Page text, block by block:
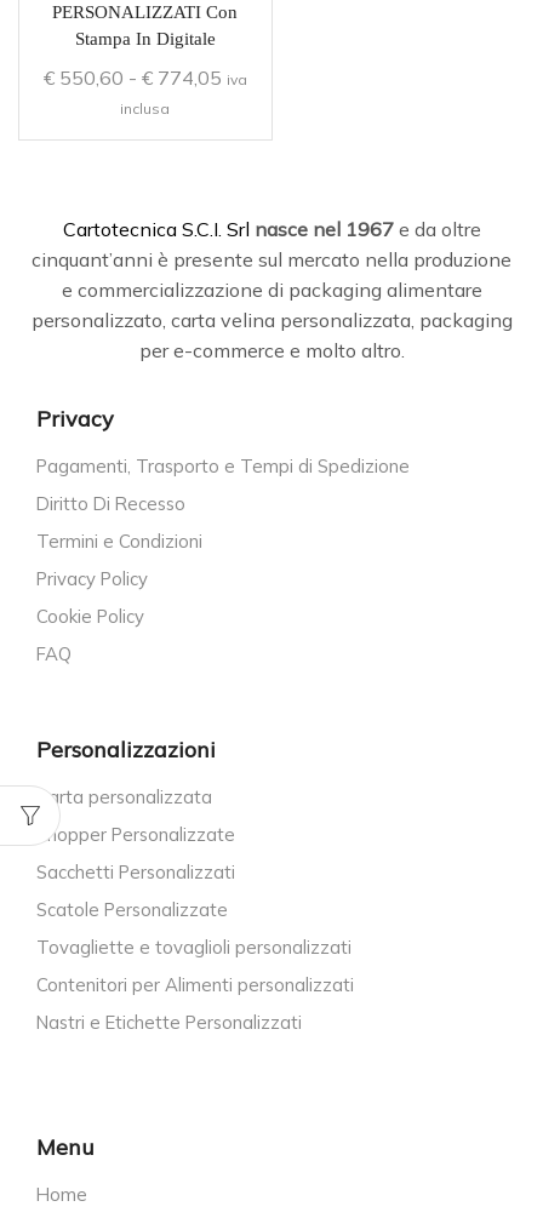
PERSONALIZZATI Con
Stampa In Digitale
€550,60 - €774,05 iva
inclusa
Cartotecnica S.C.I. Srl nasce nel 1967e da oltre
cinquant’anni è presente sul mercato nella produzione
e commercializzazione di packaging alimentare
personalizzato, carta velina personalizzata, packaging
per e-commerce e molto altro.
Privacy
Pagamenti, Trasporto e Tempi di Spedizione
Diritto Di Recesso
Termini e Condizioni
Privacy Policy
Cookie Policy
FAQ
Personalizzazioni
Carta personalizzata
Shopper Personalizzate
Sacchetti Personalizzati
Scatole Personalizzate
Tovagliette e tovaglioli personalizzati
Contenitori per Alimenti personalizzati
Nastri e Etichette Personalizzati
Menu
Home